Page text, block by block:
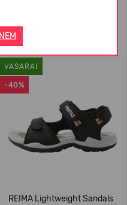
-40%
VASARAI
REIMA Lightweight Sandals